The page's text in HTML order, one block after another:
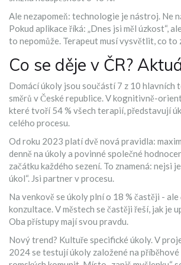
Ale nezapomeň: technologie je nástroj. Ne
Pokud aplikace říká: „Dnes jsi měl úzkost“,
to nepomůže. Terapeut musí vysvětlit, co to
Co se děje v ČR?
Domácí úkoly jsou součástí 7 z 10 hlavních
směrů v České republice. V kognitivně-
které tvoří 54 % všech terapií, představují
celého procesu.
Od roku 2023 platí dvě nová pravidla:
denně na úkoly a povinné společné
začátku každého sezení. To znamená: nejsi
úkol“. Jsi partner v procesu.
Na venkově se úkoly plní o 18 % častěji - ale
konzultace. V městech se častěji řeší, jak je
Oba přístupy mají svou pravdu.
Nový trend? Kultuře specifické úkoly. V
2024 se testují úkoly založené na